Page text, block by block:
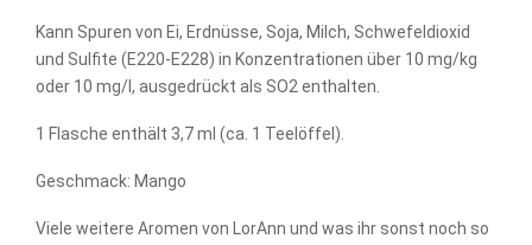
Kann Spuren von Ei, Erdnüsse, Soja, Milch, Schwefeldioxid
und Sulfite (E220-E228) in Konzentrationen über 10 mg/kg
oder 10 mg/l, ausgedrückt als SO2 enthalten.
1 Flasche enthält 3,7 ml (ca. 1 Teelöffel).
Geschmack: Mango
Viele weitere Aromen von LorAnn und was ihr sonst noch so